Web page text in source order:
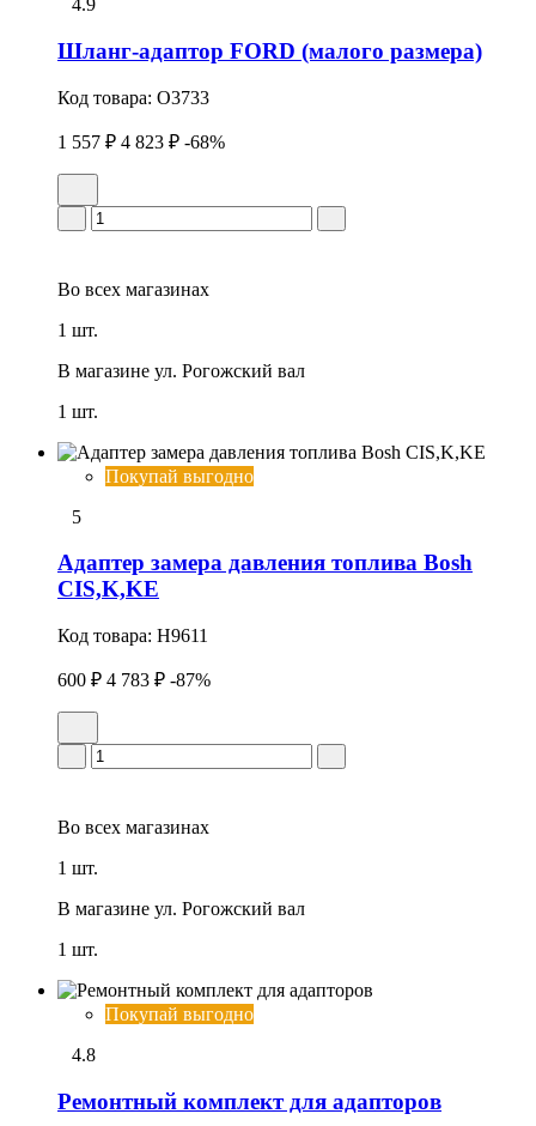
4.9
Шланг-адаптор FORD (малого размера)
Код товара: O3733
1 557 ₽ 4 823 ₽ -68%
Во всех магазинах
1 шт.
В магазине ул. Рогожский вал
1 шт.
Покупай выгодно
5
Адаптеp замера давления топлива Bosh
CIS,K,KE
Код товара: H9611
600 ₽ 4 783 ₽ -87%
Во всех магазинах
1 шт.
В магазине ул. Рогожский вал
1 шт.
Покупай выгодно
4.8
Ремонтный комплект для адапторов